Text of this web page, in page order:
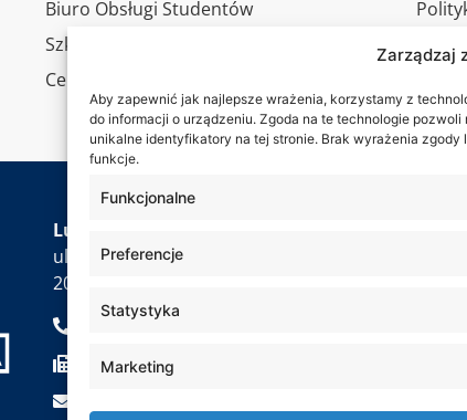
Zarządzaj
Aby zapewnić jak najlepsze wrażenia, korzystamy z
do informacji o urządzeniu. Zgoda na te technologie
unikalne identyfikatory na tej stronie. Brak wyrażenia
funkcje.
Funkcjonalne
Preferencje
Statystyka
Marketing
Biuro Obsługi Studentów
Szkoła Doktorska
Centrum Studiów Podyplomowych
RODO
Lubelska Akademia WSEI
ul. Projektowa 4
20-209 Lublin
+48 81 749 17 70
+48 81 749 32 13